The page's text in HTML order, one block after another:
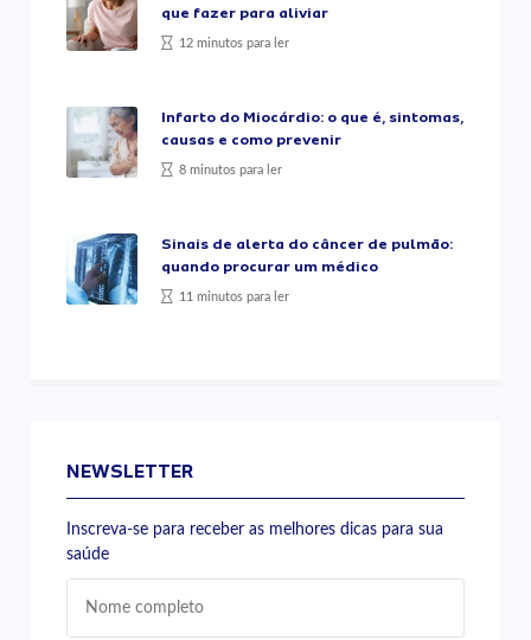
que fazer para aliviar
12 minutos para ler
Infarto do Miocárdio: o que é, sintomas,
causas e como prevenir
8 minutos para ler
Sinais de alerta do câncer de pulmão:
quando procurar um médico
11 minutos para ler
NEWSLETTER
Inscreva-se para receber as melhores dicas para sua
saúde